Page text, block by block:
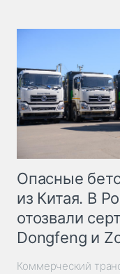
Опасные
из Китая. В
отозвали
Dongfeng и
Коммерческий